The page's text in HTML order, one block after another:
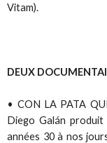
Vitam).
DEUX
• CON LA PATA
Diego Galán
années 30 à nos